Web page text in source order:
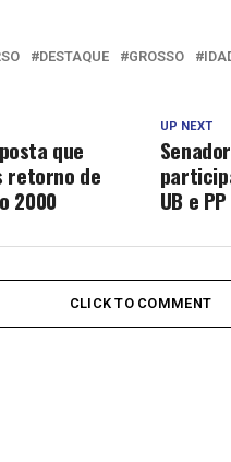
DESTAQUE GROSSO
UP NEXT
UB e
que
retorno de
2000
CLICK TO COMMENT